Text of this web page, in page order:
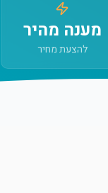
מענה מהיר
להצעת מחיר